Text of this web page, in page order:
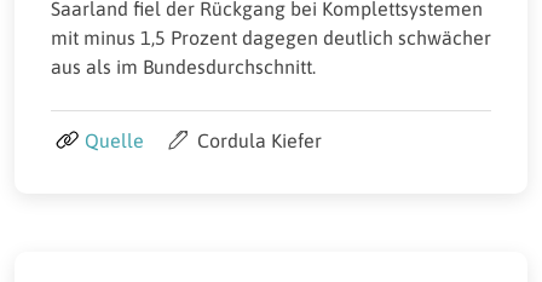
Saarland fiel der Rückgang bei Komplettsystemen
mit minus 1,5 Prozent dagegen deutlich schwächer
aus als im Bundesdurchschnitt.
Quelle Cordula Kiefer